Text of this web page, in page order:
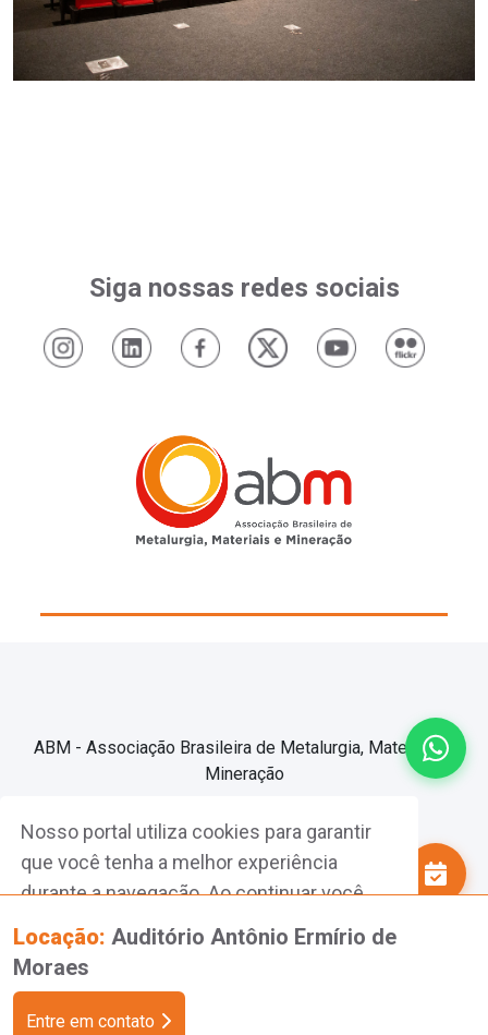
Nosso portal utiliza cookies para garantir
que você tenha a melhor experiência
durante a navegação. Ao continuar você
está de acordo com a nossa
Política de Privacidade.
Siga nossas redes sociais
ABM - Associação Brasileira de Metalurgia, Materiais e
Mineração
Associe-se
Faça sua reserva!
Locação: Auditório Antônio Ermírio de
Moraes
Entre em contato